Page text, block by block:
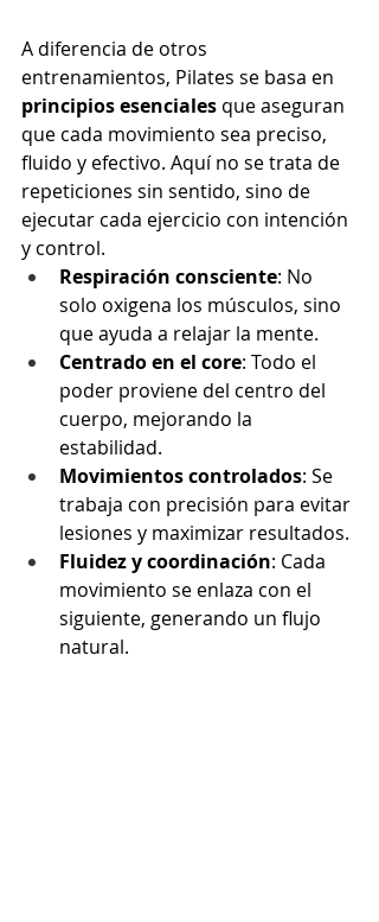
A diferencia de otros
entrenamientos, Pilates se basa en
principios esenciales que aseguran
que cada movimiento sea preciso,
fluido y efectivo. Aquí no se trata de
repeticiones sin sentido, sino de
ejecutar cada ejercicio con intención
y control.
Respiración consciente: No
solo oxigena los músculos, sino
que ayuda a relajar la mente.
Centrado en el core: Todo el
poder proviene del centro del
cuerpo, mejorando la
estabilidad.
Movimientos controlados: Se
trabaja con precisión para evitar
lesiones y maximizar resultados.
Fluidez y coordinación: Cada
movimiento se enlaza con el
siguiente, generando un flujo
natural.